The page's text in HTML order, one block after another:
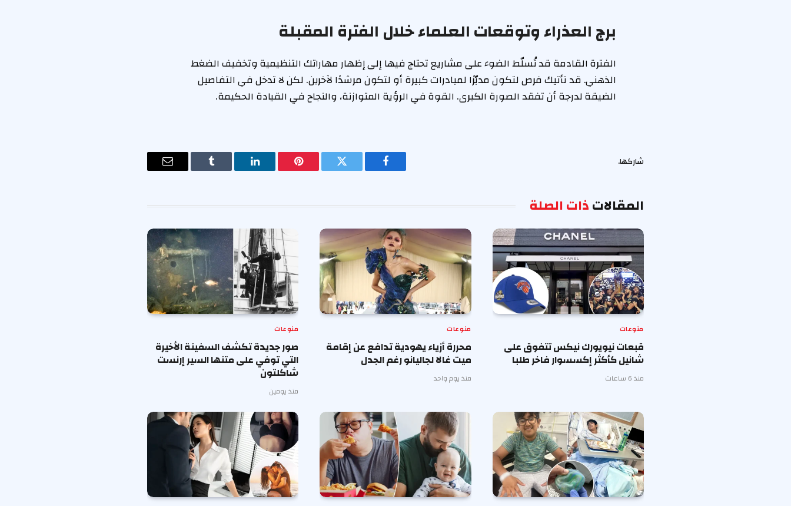
برج العذراء وتوقعات العلماء خلال الفترة المقبلة
الفترة القادمة قد تُسلّط الضوء على مشاريع تحتاج فيها إلى إظهار مهاراتك التنظيمية وتخفيف الضغط
الذهني. قد تأتيك فرص لتكون مدبّرًا لمبادرات كبيرة أو لتكون مرشدًا لآخرين. لكن لا تدخل في التفاصيل
الضيقة لدرجة أن تفقد الصورة الكبرى. القوة في الرؤية المتوازنة، والنجاح في القيادة الحكيمة.
شاركها.
فيسبوك تويتر بينتيريستلينكدإن Tumblr
البريد
المقالاتذات الصلة
منوعات
قبعات نيويورك نيكس تتفوق على
شانيل كأكثر إكسسوار فاخر طلبا
منذ 6 ساعات
منوعات
محررة أزياء يهودية تدافع عن إقامة
ميت غالا لجاليانو رغم الجدل
منذ يوم واحد
منوعات
صور جديدة تكشف السفينة الأخيرة
التي توفي على متنها السير إرنست
شاكلتون
منذ يومين